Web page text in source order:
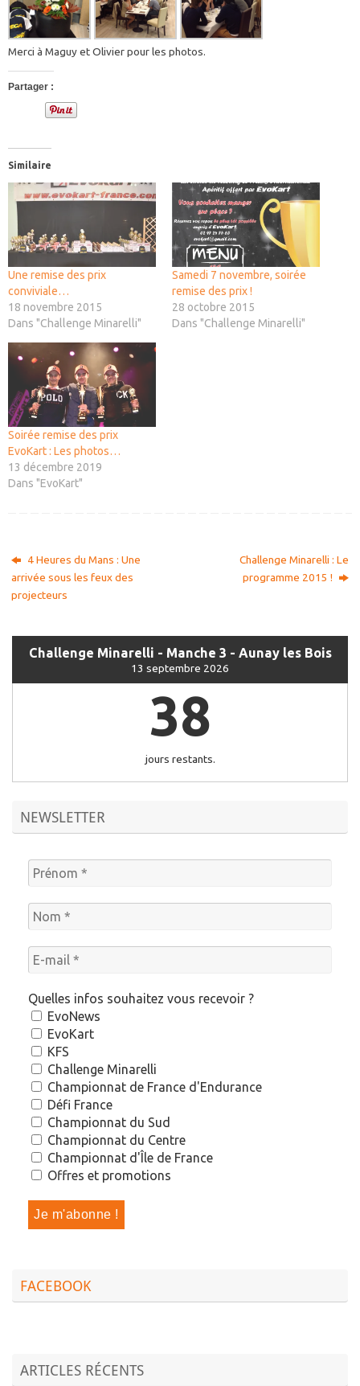
Merci à Maguy et Olivier pour les photos.
Partager :
Similaire
Une remise des prix
conviviale…
18 novembre 2015
Dans "Challenge Minarelli"
Samedi 7 novembre, soirée
remise des prix !
28 octobre 2015
Dans "Challenge Minarelli"
Soirée remise des prix
EvoKart : Les photos…
13 décembre 2019
Dans "EvoKart"
4 Heures du Mans : Une
arrivée sous les feux des
projecteurs
Challenge Minarelli : Le
programme 2015 !
Challenge Minarelli - Manche 3 - Aunay les Bois
13 septembre 2026
38
jours restants.
NEWSLETTER
Quelles infos souhaitez vous recevoir ?
EvoNews
EvoKart
KFS
Challenge Minarelli
Championnat de France d'Endurance
Défi France
Championnat du Sud
Championnat du Centre
Championnat d'Île de France
Offres et promotions
FACEBOOK
ARTICLES RÉCENTS